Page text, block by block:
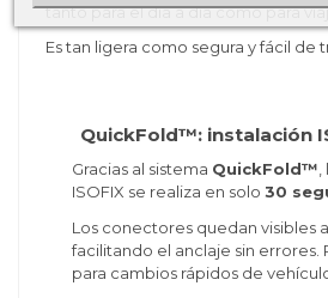
tanto para el día a día como para
Es tan ligera como segura y fácil de
QuickFold™: instalación
Gracias al sistema QuickFold™
ISOFIX se realiza en solo 30
Los conectores quedan visibles
facilitando el anclaje sin errores.
para cambios rápidos de